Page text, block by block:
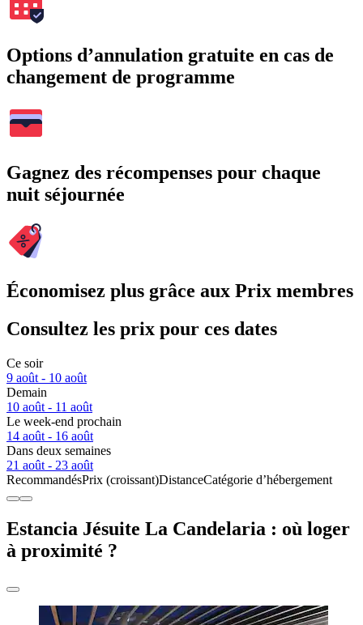
Options d’annulation gratuite en cas de
changement de programme
Gagnez des récompenses pour chaque
nuit séjournée
Économisez plus grâce aux Prix membres
Consultez les prix pour ces dates
Ce soir
9 août - 10 août
Demain
10 août - 11 août
Le week-end prochain
14 août - 16 août
Dans deux semaines
21 août - 23 août
RecommandésPrix (croissant)DistanceCatégorie d’hébergement
Estancia Jésuite La Candelaria : où loger
à proximité ?